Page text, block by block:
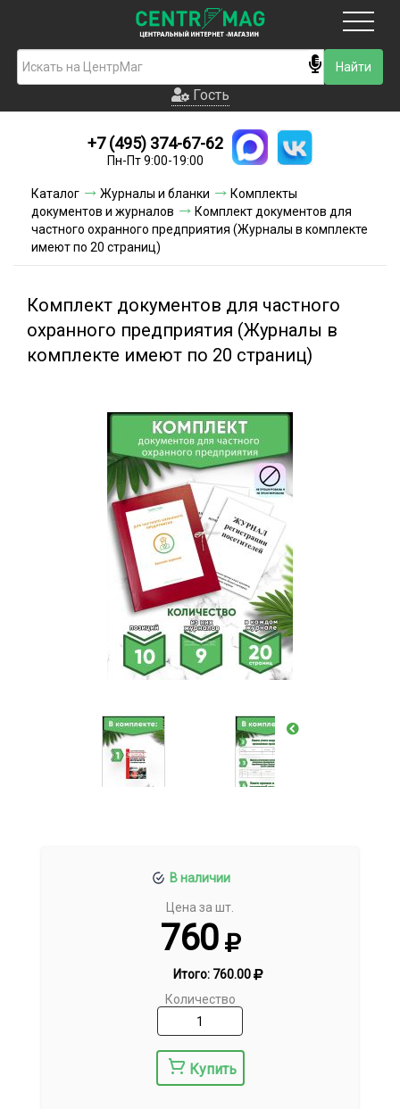
Гость
Новинки
Условия доставки
Условия оплаты
Акции и скидки
Гость
+7 (495) 374-67-62
Пн-Пт 9:00-19:00
Каталог Журналы и бланки
Комплекты
документов и журналов
Комплект документов для
частного охранного предприятия (Журналы в комплекте
имеют по 20 страниц)
Комплект документов для частного
охранного предприятия (Журналы в
комплекте имеют по 20 страниц)
В наличии
Цена за шт.
760
Итого: 760.00
Количество
Купить